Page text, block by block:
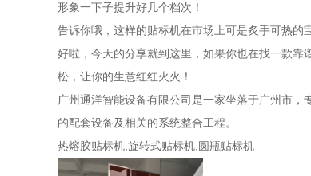
形象一下子提升好几个档次！
告诉你哦，这样的贴标机在市场上可是炙手可热的
好啦，今天的分享就到这里，如果你也在找一款靠
松，让你的生意红红火火！
广州通洋智能设备有限公司是一家坐落于广州市
的配套设备及相关的系统整合工程。
热熔胶贴标机,旋转式贴标机,圆瓶贴标机